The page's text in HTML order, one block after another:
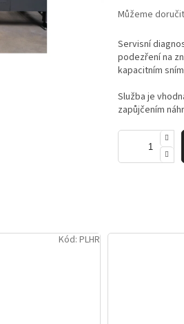
Můžeme
Servisní
podezření na
kapacitním
Služba je
zapůjčením
Kód: PLHR